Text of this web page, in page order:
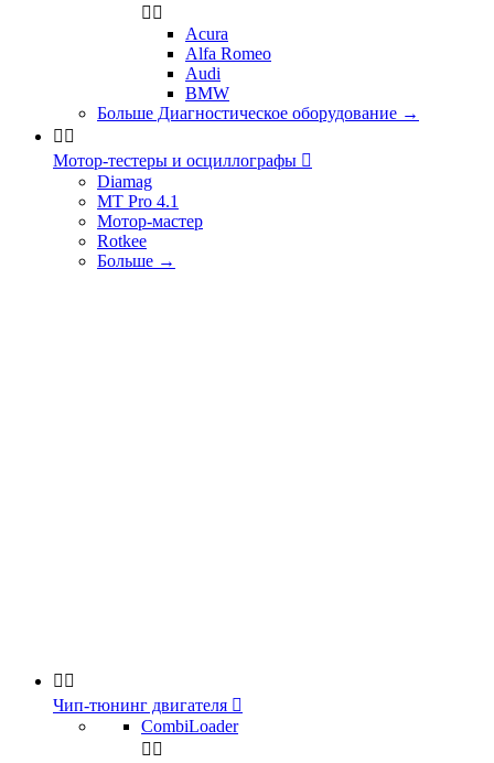
 
Acura
Alfa Romeo
Audi
BMW
Больше Диагностическое оборудование →
 
Мотор-тестеры и осциллографы 
Diamag
MT Pro 4.1
Мотор-мастер
Rotkee
Больше →
 
Чип-тюнинг двигателя 
CombiLoader
 